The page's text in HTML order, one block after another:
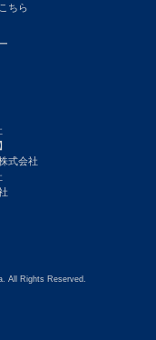
ちら
式会社
All Rights Reserved.